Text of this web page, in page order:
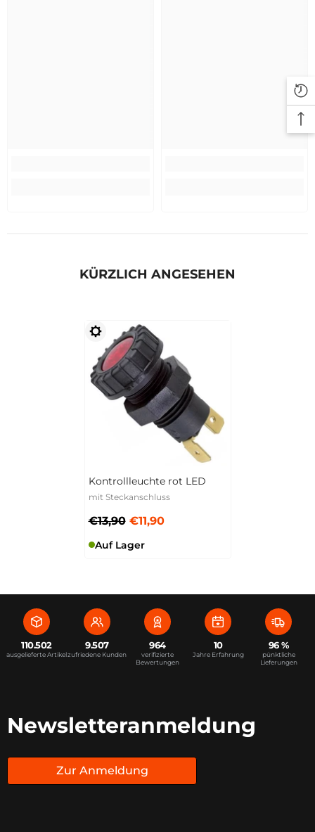
KÜRZLICH ANGESEHEN
Kontrollleuchte rot LED
mit Steckanschluss
€13,90 €11,90
Auf Lager
110.502
ausgelieferte Artikel
9.507
zufriedene Kunden
964
verifizierte
Bewertungen
10
Jahre Erfahrung
96 %
pünktliche
Lieferungen
Newsletteranmeldung
Zur Anmeldung